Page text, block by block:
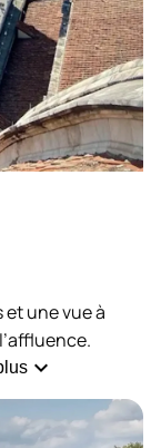
une vue à
expand_more